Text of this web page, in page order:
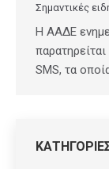
Σημαντικές
Η ΑΑΔΕ
SMS, τα